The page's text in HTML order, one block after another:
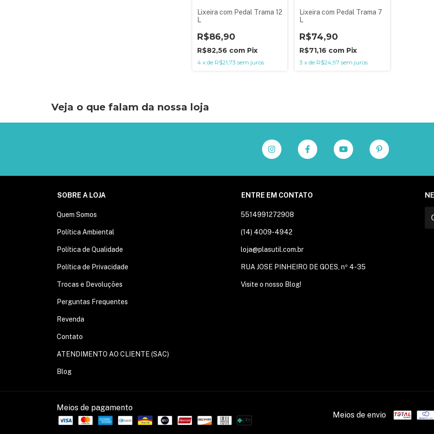
Lixeira com Pedal Trama 12
L
R$86,90
R$82,56 com Pix
4 x de R$21,73 sem juros
Lixeira com Pedal Trama 7
L
R$74,90
R$71,16 com Pix
3 xde R$24,97 sem juros
Veja o que falam da nossa loja
SOBRE A LOJA
Quem Somos
Política Ambiental
Política de Qualidade
Política de Privacidade
Trocas e Devoluções
Perguntas Frequentes
Revenda
Contato
ATENDIMENTO AO CLIENTE (SAC)
Blog
ENTRE EM CONTATO
5514991272908
(14) 4009-4942
loja@plasutil.com.br
RUA JOSE PINHEIRO DE GOES, nº 4-35
Visite o nosso Blog!
Meios de pagamento
Meios de envio